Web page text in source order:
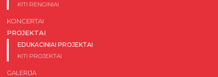
KITI RENGINIAI
KONCERTAI
PROJEKTAI
EDUKACINIAI PROJEKTAI
KITI PROJEKTAI
GALERIJA